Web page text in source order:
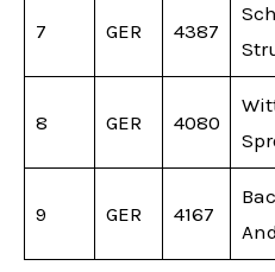
7 GER 4387
8 GER 4080
9 GER 4167